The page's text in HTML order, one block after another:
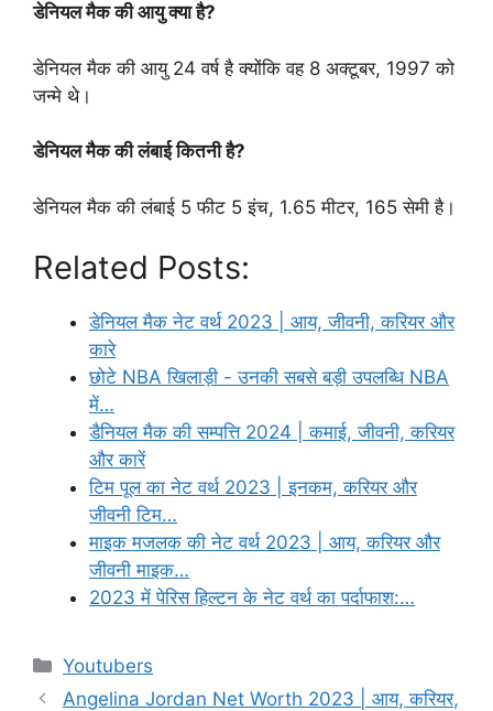
डेनियल मैक की आयु क्या है?
डेनियल मैक की आयु 24 वर्ष है क्योंकि वह 8 अक्टूबर, 1997 को
जन्मे थे।
डेनियल मैक की लंबाई कितनी है?
डेनियल मैक की लंबाई 5 फीट 5 इंच, 1.65 मीटर, 165 सेमी है।
Related Posts:
डेनियल मैक नेट वर्थ 2023 | आय, जीवनी, करियर और
कारे
छोटे NBA खिलाड़ी - उनकी सबसे बड़ी उपलब्धि NBA
में…
डैनियल मैक की सम्पत्ति 2024 | कमाई, जीवनी, करियर
और कारें
टिम पूल का नेट वर्थ 2023 | इनकम, करियर और
जीवनी टिम…
माइक मजलक की नेट वर्थ 2023 | आय, करियर और
जीवनी माइक…
2023 में पेरिस हिल्टन के नेट वर्थ का पर्दाफाश:…
Categories
Youtubers
Angelina Jordan Net Worth 2023 | आय, करियर,